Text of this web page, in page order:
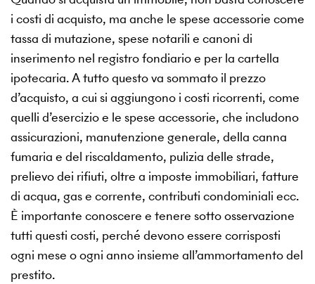
i costi di acquisto, ma anche le spese accessorie come
tassa di mutazione, spese notarili e canoni di
inserimento nel registro fondiario e per la cartella
ipotecaria. A tutto questo va sommato il prezzo
d’acquisto, a cui si aggiungono i costi ricorrenti, come
quelli d’esercizio e le spese accessorie, che includono
assicurazioni, manutenzione generale, della canna
fumaria e del riscaldamento, pulizia delle strade,
prelievo dei rifiuti, oltre a imposte immobiliari, fatture
di acqua, gas e corrente, contributi condominiali ecc.
È importante conoscere e tenere sotto osservazione
tutti questi costi, perché devono essere corrisposti
ogni mese o ogni anno insieme all’ammortamento del
prestito.